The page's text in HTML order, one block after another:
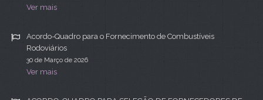
Ver mais
Acordo-Quadro para o Fornecimento de Combustíveis
Rodoviários
30 de Março de 2026
Ver mais